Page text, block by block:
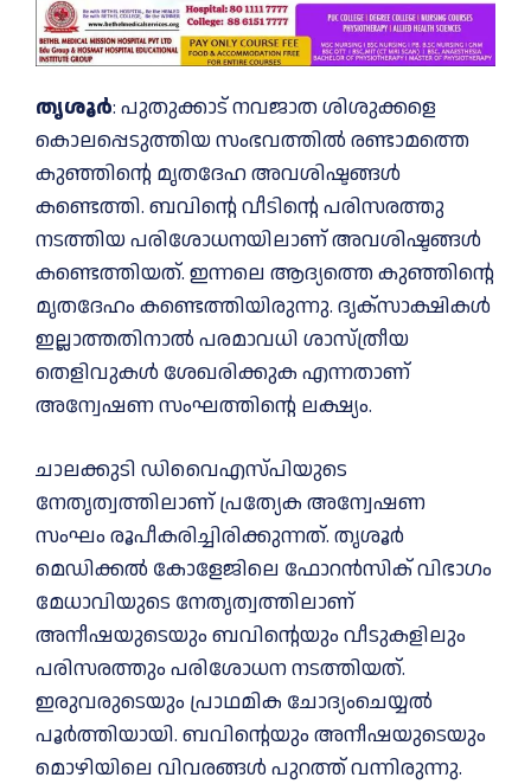
തൃശൂർ: പുതുക്കാട് നവജാത ശിശുക്കളെ
കൊലപ്പെടുത്തിയ സംഭവത്തില്‍ രണ്ടാമത്തെ
കുഞ്ഞിന്റെ മൃതദേഹ അവശിഷ്ടങ്ങള്‍
കണ്ടെത്തി. ബവിന്റെ വീടിന്റെ പരിസരത്തു
നടത്തിയ പരിശോധനയിലാണ് അവശിഷ്ടങ്ങള്‍
കണ്ടെത്തിയത്. ഇന്നലെ ആദ്യത്തെ കുഞ്ഞിന്റെ
മൃതദേഹം കണ്ടെത്തിയിരുന്നു. ദൃക്സാക്ഷികള്‍
ഇല്ലാത്തതിനാല്‍ പരമാവധി ശാസ്ത്രീയ
തെളിവുകള്‍ ശേഖരിക്കുക എന്നതാണ്
അന്വേഷണ സംഘത്തിന്റെ ലക്ഷ്യം.
ചാലക്കുടി ഡിവൈഎസ്പിയുടെ
നേതൃത്വത്തിലാണ് പ്രത്യേക അന്വേഷണ
സംഘം രൂപീകരിച്ചിരിക്കുന്നത്. തൃശൂര്‍
മെഡിക്കല്‍ കോളേജിലെ ഫോറന്‍സിക് വിഭാഗം
മേധാവിയുടെ നേതൃത്വത്തിലാണ്
അനീഷയുടെയും ബവിന്റെയും വീടുകളിലും
പരിസരത്തും പരിശോധന നടത്തിയത്.
ഇരുവരുടെയും പ്രാഥമിക ചോദ്യംചെയ്യല്‍
പൂര്‍ത്തിയായി. ബവിന്റെയും അനീഷയുടെയും
മൊഴിയിലെ വിവരങ്ങള്‍ പുറത്ത് വന്നിരുന്നു.